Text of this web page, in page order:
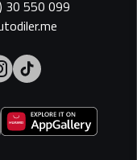
30 550 099